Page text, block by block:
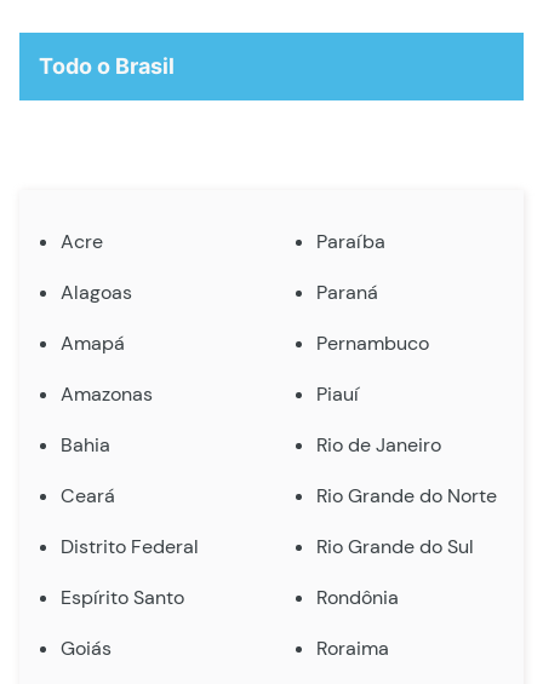
Todo o Brasil
Acre
Alagoas
Amapá
Amazonas
Bahia
Ceará
Distrito Federal
Espírito Santo
Goiás
Paraíba
Paraná
Pernambuco
Piauí
Rio de Janeiro
Rio Grande do Norte
Rio Grande do Sul
Rondônia
Roraima